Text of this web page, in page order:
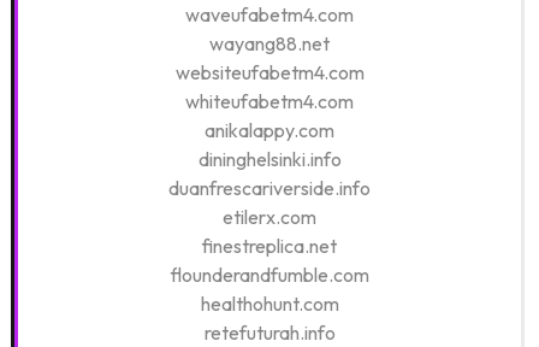
waveufabetm4.com
wayang88.net
websiteufabetm4.com
whiteufabetm4.com
anikalappy.com
dininghelsinki.info
duanfrescariverside.info
etilerx.com
finestreplica.net
flounderandfumble.com
healthohunt.com
retefuturah.info